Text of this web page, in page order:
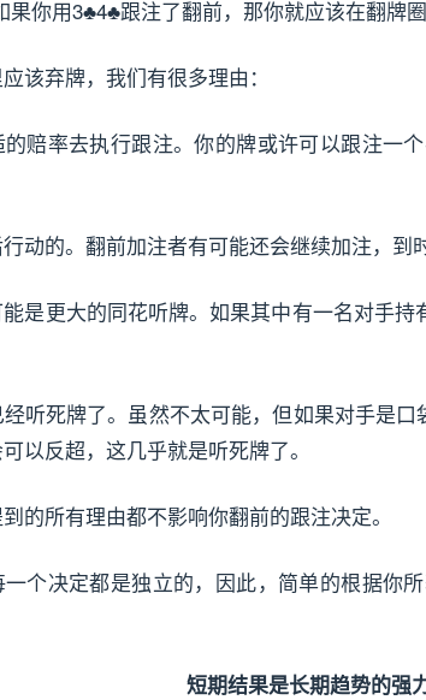
果你用3♣4♣跟注了翻前，那你就应该在翻牌
该弃牌，我们有很多理由：
赔率去执行跟注。你的牌或许可以跟注一
动的。翻前加注者有可能还会继续加注，到
是更大的同花听牌。如果其中有一名对手
听死牌了。虽然不太可能，但如果对手是
以反超，这几乎就是听死牌了。
的所有理由都不影响你翻前的跟注决定。
个决定都是独立的，因此，简单的根据你
短期结果是长期趋势的强